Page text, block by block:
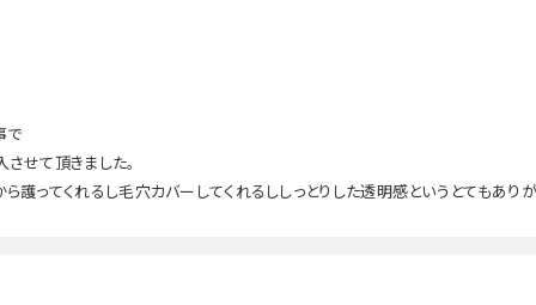
で
せて頂きました。
ってくれるし毛穴カバーしてくれるししっとりした透明感というとてもありが